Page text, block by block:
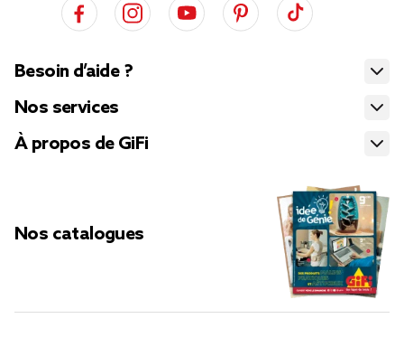
Besoin d’aide ?
Nos services
À propos de GiFi
Nos catalogues